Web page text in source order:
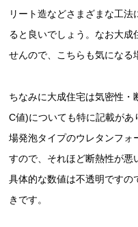
リート造などさまざまな工
ると良いでしょう。なお大成
せんので、こちらも気になる
ちなみに大成住宅は気密性・
C値)についても特に記載があ
場発泡タイプのウレタンフォ
すので、それほど断熱性が悪
具体的な数値は不透明ですの
きです。